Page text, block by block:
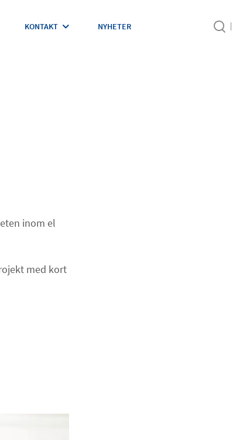
KONTAKT NYHETER
inom el
med kort